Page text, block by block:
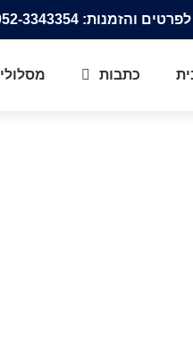
לפרטים והזמנות: 052-3343354
כתבות